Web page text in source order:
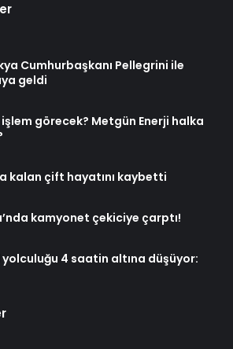
Cumhurbaşkanı Pellegrini ile
geldi
işlem görecek? Metgün Enerji halka
kalan çift hayatını kaybetti
kamyonet çekiciye çarptı!
4 saatin altına düşüyor: